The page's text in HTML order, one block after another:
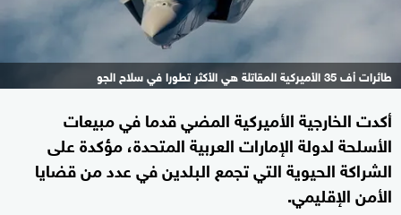
طائرات أف 35 الأميركية المقاتلة هي الأكثر تطورا في سلاح الجو
أكدت الخارجية الأميركية المضي قدما في مبيعات
الأسلحة لدولة الإمارات العربية المتحدة، مؤكدة على
الشراكة الحيوية التي تجمع البلدين في عدد من قضايا
الأمن الإقليمي.